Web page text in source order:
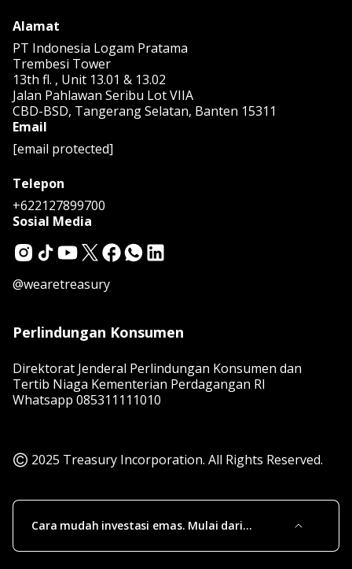
Alamat
PT Indonesia Logam Pratama
Trembesi Tower
13th fl. , Unit 13.01 & 13.02
Jalan Pahlawan Seribu Lot VIIA
CBD-BSD, Tangerang Selatan, Banten 15311
Email
[email protected]
Telepon
+622127899700
Sosial Media
@wearetreasury
Perlindungan Konsumen
Direktorat Jenderal Perlindungan Konsumen dan
Tertib Niaga Kementerian Perdagangan RI
Whatsapp 085311111010
2025 Treasury Incorporation. All Rights Reserved.
Cara mudah investasi emas. Mulai dari